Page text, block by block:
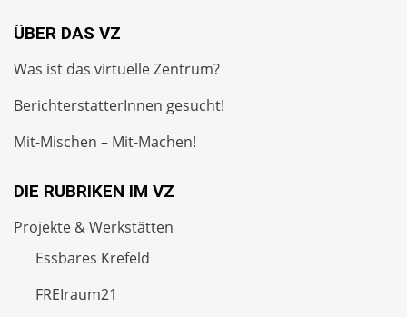
ÜBER DAS VZ
Was ist das virtuelle Zentrum?
BerichterstatterInnen gesucht!
Mit-Mischen – Mit-Machen!
DIE RUBRIKEN IM VZ
Projekte & Werkstätten
Essbares Krefeld
FREIraum21